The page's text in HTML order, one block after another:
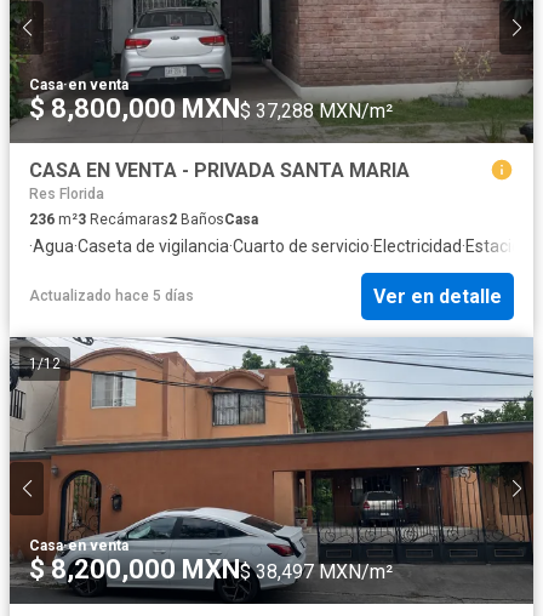
Casa·en venta
$ 8,800,000 MXN $ 37,288 MXN/m²
CASA EN VENTA - PRIVADA SANTA MARIA
Res Florida
236 m²3 Recámaras2 BañosCasa
·Agua·Caseta de vigilancia·Cuarto de servicio·Electricidad·
Actualizado hace 5 días Ver en detalle
1/12
Casa·en venta
$ 8,200,000 MXN$ 38,497 MXN/m²